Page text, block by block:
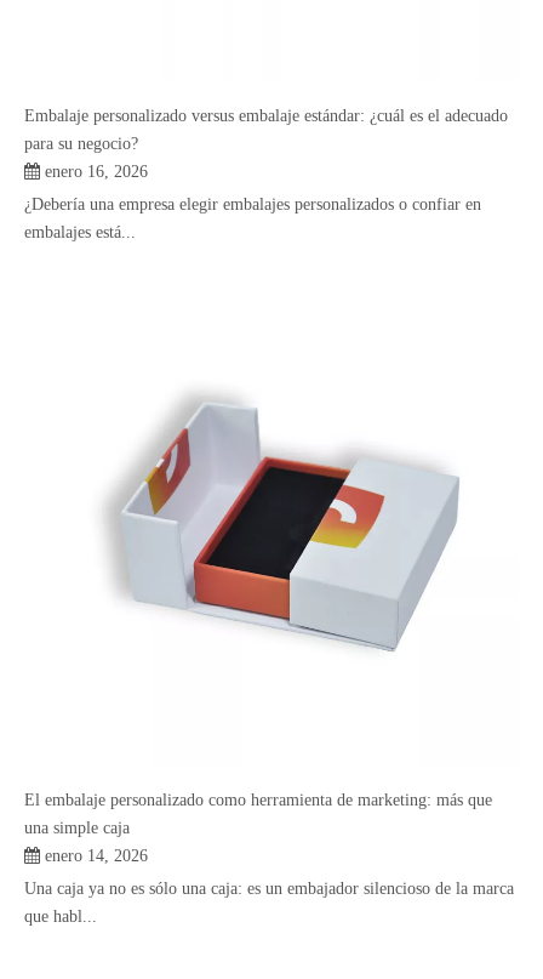
Embalaje personalizado versus embalaje estándar: ¿cuál es el adecuado
para su negocio?
enero 16, 2026
¿Debería una empresa elegir embalajes personalizados o confiar en
embalajes está...
El embalaje personalizado como herramienta de marketing: más que
una simple caja
enero 14, 2026
Una caja ya no es sólo una caja: es un embajador silencioso de la marca
que habl...